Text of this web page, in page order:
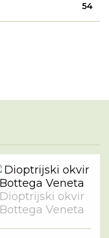
54
Dioptrijski okvir
Bottega Veneta